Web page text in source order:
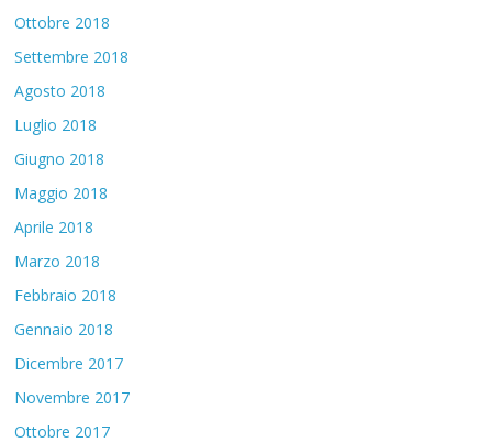
Ottobre 2018
Settembre 2018
Agosto 2018
Luglio 2018
Giugno 2018
Maggio 2018
Aprile 2018
Marzo 2018
Febbraio 2018
Gennaio 2018
Dicembre 2017
Novembre 2017
Ottobre 2017